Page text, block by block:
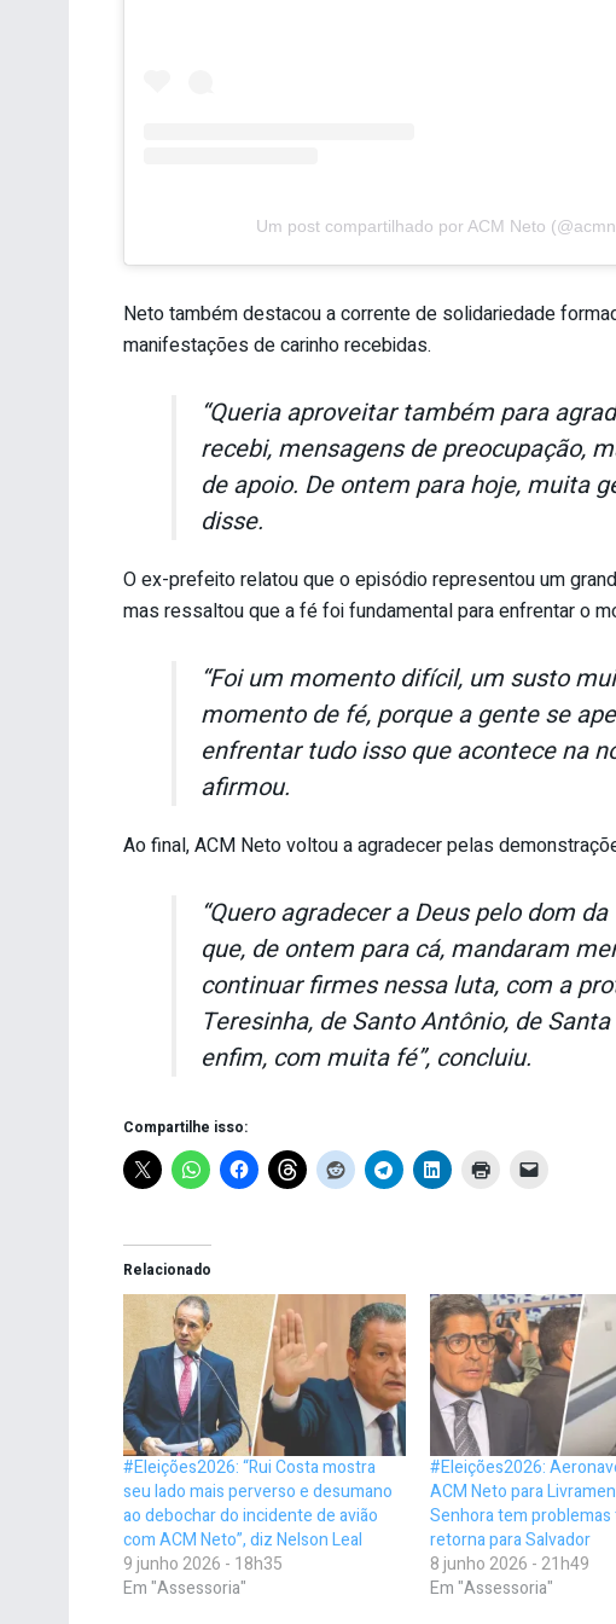
Um post compartilhado por ACM Neto
Neto também destacou a corrente de solidariedade
manifestações de carinho recebidas.
“Queria aproveitar também para
recebi, mensagens de preocupação,
de apoio. De ontem para hoje, muita
disse.
O ex-prefeito relatou que o episódio representou um
mas ressaltou que a fé foi fundamental para enfrentar o
“Foi um momento difícil, um susto
momento de fé, porque a gente se
enfrentar tudo isso que acontece na
afirmou.
Ao final, ACM Neto voltou a agradecer pelas
“Quero agradecer a Deus pelo dom
que, de ontem para cá, mandaram
continuar firmes nessa luta, com a
Teresinha, de Santo Antônio, de
enfim, com muita fé”, concluiu.
Compartilhe isso:
Relacionado
#Eleições2026: “Rui Costa mostra
seu lado mais perverso e desumano
ao debochar do incidente de avião
com ACM Neto”, diz Nelson Leal
9 junho 2026 - 18h35
Em "Assessoria"
#Eleições2026:
ACM Neto para
Senhora tem
retorna para Salvador
8 junho 2026 - 21h49
Em "Assessoria"